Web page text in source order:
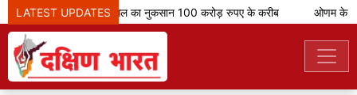
LATEST UPDATES
केरल में बारिश से फसल का नुकसान 100 करोड़ रुपए के करीब ओणम के